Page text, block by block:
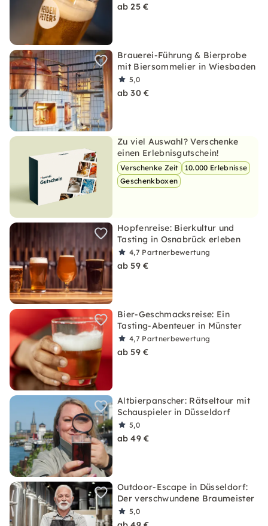
ab 25 €
Brauerei-Führung & Bierprobe
mit Biersommelier in Wiesbaden
5,0
ab 30 €
Zu viel Auswahl? Verschenke
einen Erlebnisgutschein!
Verschenke Zeit
10.000 Erlebnisse
Geschenkboxen
Hopfenreise: Bierkultur und
Tasting in Osnabrück erleben
4,7 Partnerbewertung
ab 59 €
Bier-Geschmacksreise: Ein
Tasting-Abenteuer in Münster
4,7 Partnerbewertung
ab 59 €
Altbierpanscher: Rätseltour mit
Schauspieler in Düsseldorf
5,0
ab 49 €
Outdoor-Escape in Düsseldorf:
Der verschwundene Braumeister
5,0